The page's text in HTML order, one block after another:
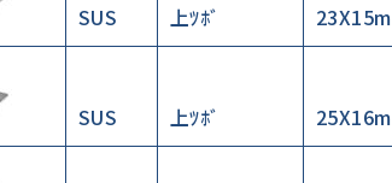
SUS 上ﾂﾎﾞ
SUS 上ﾂﾎﾞ